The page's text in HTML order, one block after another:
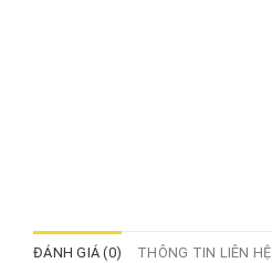
ĐÁNH GIÁ (0) THÔNG TIN LIÊN HỆ